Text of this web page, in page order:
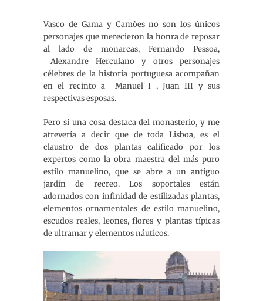
Vasco de Gama y Camões no son los únicos
personajes que merecieron la honra de reposar
al lado de monarcas, Fernando Pessoa,
Alexandre Herculano y otros personajes
célebres de la historia portuguesa acompañan
en el recinto a Manuel I , Juan III y sus
respectivas esposas.
Pero si una cosa destaca del monasterio, y me
atrevería a decir que de toda Lisboa, es el
claustro de dos plantas calificado por los
expertos como la obra maestra del más puro
estilo manuelino, que se abre a un antiguo
jardín de recreo. Los soportales están
adornados con infinidad de estilizadas plantas,
elementos ornamentales de estilo manuelino,
escudos reales, leones, flores y plantas típicas
de ultramar y elementos náuticos.